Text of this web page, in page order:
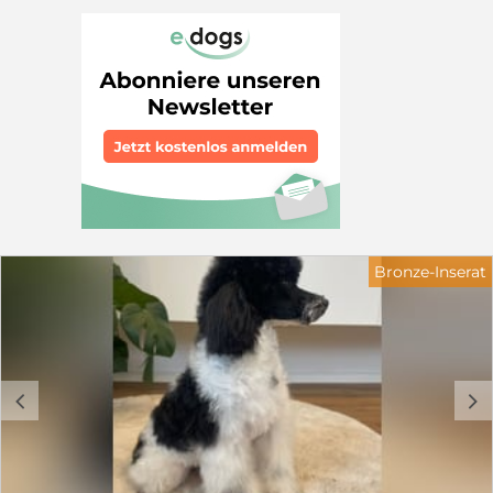
Auslandsverkauf ihren EU Pass mit. Wir zuechten nach
FCI Standart. Unsere Zuchtrüden und Weibchen sind
das Ergebnis von 30 Jahren Zuchtauswahl, haben DNA
hinterlegt und sind auf Erbkrankheiten getestet. Unsere
Zucht ist bei ENCI/FCI eingetragen und wir sind im
Besitz einer Zuchterlaubnis des italienischen
Veterinaeramtes. Wir zuechten Zwerg Pudel, Toy Pudel,
Maltipoo, Shih Tzu, Malteser, Tibet Spaniel und
Yorkshire Terrier. https://www.welpen-ranch-alba.de/
https://www.facebook.com/Allevamento-Ranch-Alba-
https://www.enci.it/allevatori/allevatori-con-affisso?
codRegione=VEN Falls Sie an einem unserer Welpen
interessiert sind schicken wir Ihnen gerne aktuelle
Bilder oder Videos zu. Bitte nur Anfragen mit
vollstaendigem Namen, Telefonummer und Wohnort
stellen bei 0039/3474215387
c d
Bronze-Inserat